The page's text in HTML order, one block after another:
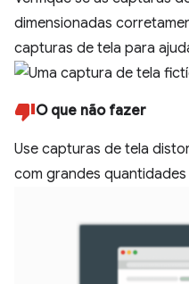
dimensionadas
capturas de tela para
O que não fazer
Use capturas de tela
com grandes